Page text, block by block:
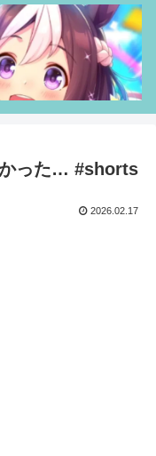
かった… #shorts
2026.02.17